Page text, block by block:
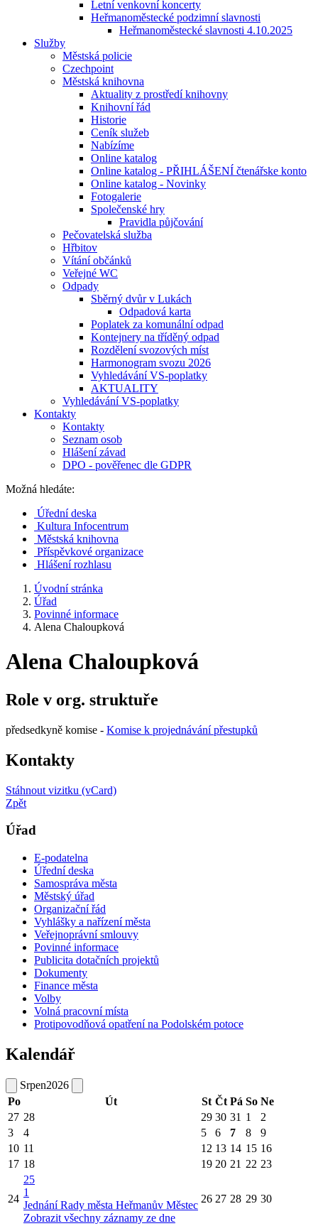
Letní venkovní koncerty
Heřmanoměstecké podzimní slavnosti
Heřmanoměstecké slavnosti 4.10.2025
Služby
Městská policie
Czechpoint
Městská knihovna
Aktuality z prostředí knihovny
Knihovní řád
Historie
Ceník služeb
Nabízíme
Online katalog
Online katalog - PŘIHLÁŠENÍ čtenářske konto
Online katalog - Novinky
Fotogalerie
Společenské hry
Pravidla půjčování
Pečovatelská služba
Hřbitov
Vítání občánků
Veřejné WC
Odpady
Sběrný dvůr v Lukách
Odpadová karta
Poplatek za komunální odpad
Kontejnery na tříděný odpad
Rozdělení svozových míst
Harmonogram svozu 2026
Vyhledávání VS-poplatky
AKTUALITY
Vyhledávání VS-poplatky
Kontakty
Kontakty
Seznam osob
Hlášení závad
DPO - pověřenec dle GDPR
Možná hledáte:
Úřední deska
Kultura Infocentrum
Městská knihovna
Příspěvkové organizace
Hlášení rozhlasu
Úvodní stránka
Úřad
Povinné informace
Alena Chaloupková
Alena Chaloupková
Role v org. struktuře
předsedkyně komise - Komise k projednávání přestupků
Kontakty
Stáhnout vizitku (vCard)
Zpět
Úřad
E-podatelna
Úřední deska
Samospráva města
Městský úřad
Organizační řád
Vyhlášky a nařízení města
Veřejnoprávní smlouvy
Povinné informace
Publicita dotačních projektů
Dokumenty
Finance města
Volby
Volná pracovní místa
Protipovodňová opatření na Podolském potoce
Kalendář
Srpen2026
Po
Út St Čt Pá So Ne
27 28 29 30 31 1
2
3
4 5 6 7 8
9
10 11 12 13 14 15 16
17 18 19 20 21 22 23
24
25
1
Jednání Rady města Heřmanův Městec
Zobrazit všechny záznamy ze dne
26 27 28 29 30